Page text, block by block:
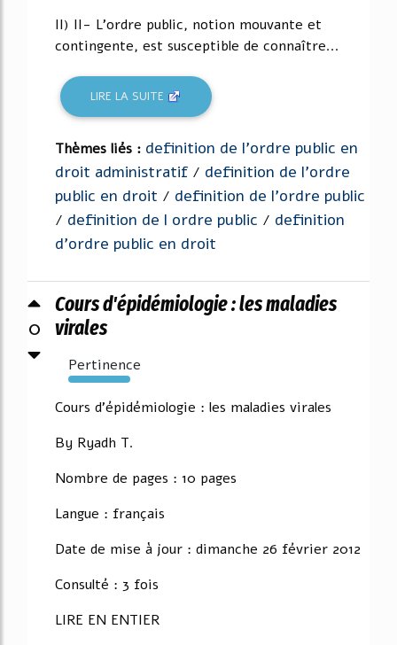
II) II- L'ordre public, notion mouvante et
contingente, est susceptible de connaître...
LIRE LA SUITE
Thèmes liés : definition de l'ordre public en
droit administratif / definition de l'ordre
public en droit / definition de l'ordre public
/ definition de l ordre public / definition
d'ordre public en droit
0
Cours d'épidémiologie : les maladies
virales
Pertinence
146%
Cours d'épidémiologie : les maladies virales
By Ryadh T.
Nombre de pages : 10 pages
Langue : français
Date de mise à jour : dimanche 26 février 2012
Consulté : 3 fois
LIRE EN ENTIER